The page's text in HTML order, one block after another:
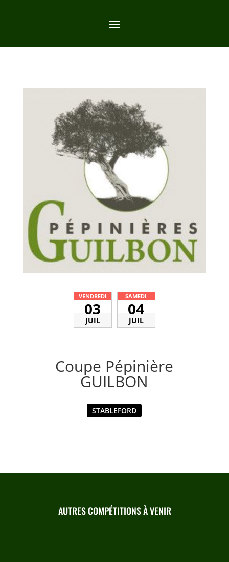
VENDREDI
03
JUIL
SAMEDI
04
JUIL
Coupe Pépinière
GUILBON
STABLEFORD
AUTRES COMPÉTITIONS À VENIR